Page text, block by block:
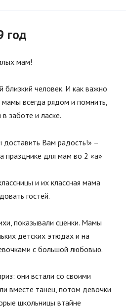
год
мам!
человек. И как важно
мамы всегда рядом и помнить,
заботе и ласке.
доставить Вам радость!» –
празднике для мам во 2 «а»
и их классная мама
гостей.
показывали сценки. Мамы
детских этюдах и на
с большой любовью.
они встали со своими
вместе танец, потом девочки
школьницы втайне